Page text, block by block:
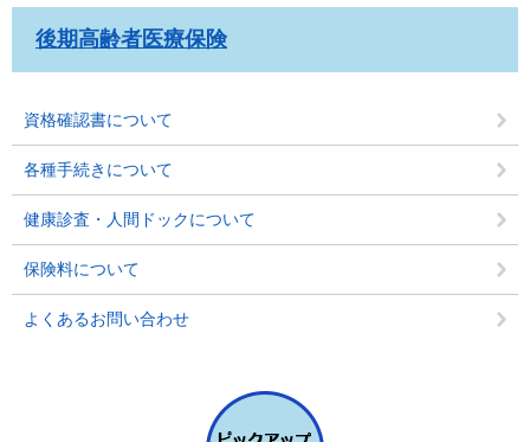
後期高齢者医療保険
資格確認書について
各種手続きについて
健康診査・人間ドックについて
保険料について
よくあるお問い合わせ